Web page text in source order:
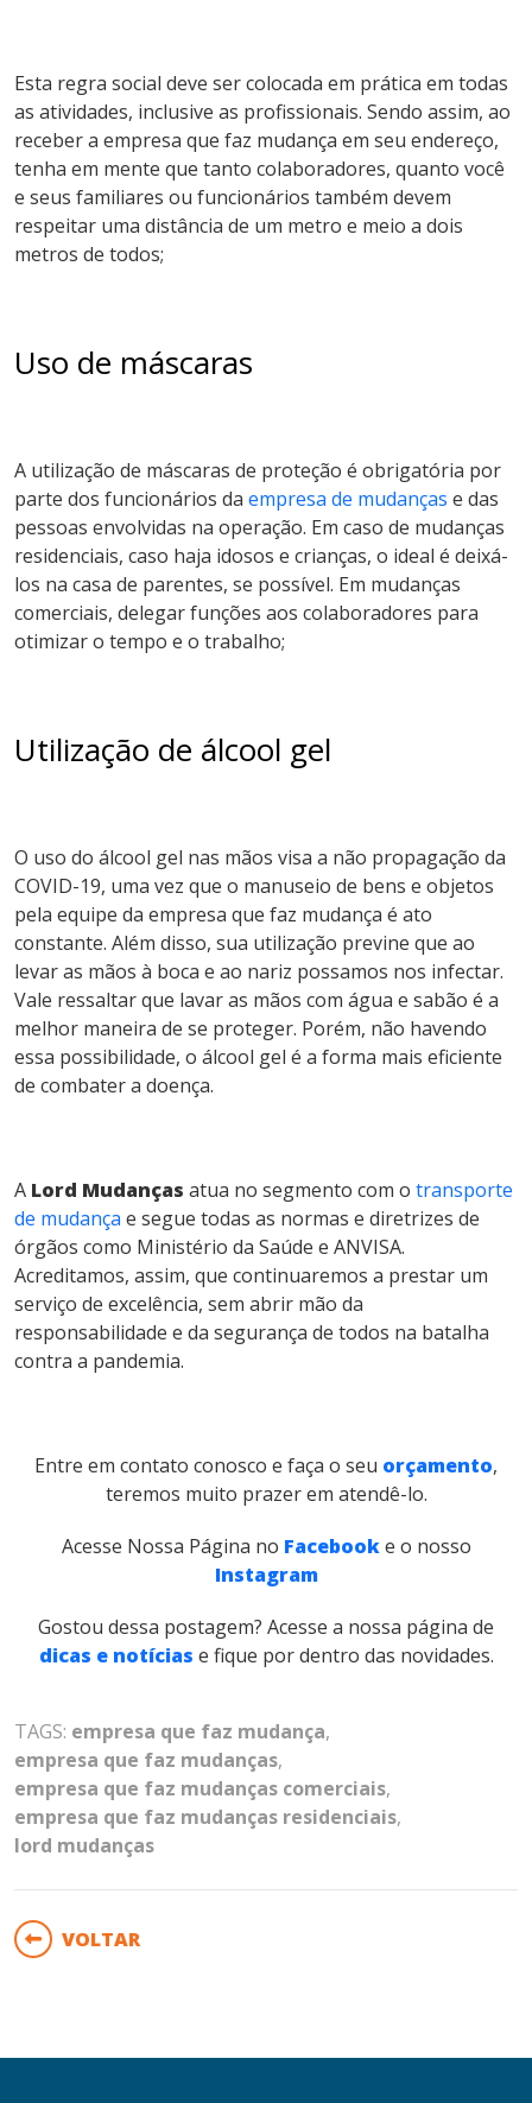
Esta regra social deve ser colocada em prática em todas
as atividades, inclusive as profissionais. Sendo assim, ao
receber a empresa que faz mudança em seu endereço,
tenha em mente que tanto colaboradores, quanto você
e seus familiares ou funcionários também devem
respeitar uma distância de um metro e meio a dois
metros de todos;
Uso de máscaras
A utilização de máscaras de proteção é obrigatória por
parte dos funcionários da empresa de mudanças e das
pessoas envolvidas na operação. Em caso de mudanças
residenciais, caso haja idosos e crianças, o ideal é deixá-
los na casa de parentes, se possível. Em mudanças
comerciais, delegar funções aos colaboradores para
otimizar o tempo e o trabalho;
Utilização de álcool gel
O uso do álcool gel nas mãos visa a não propagação da
COVID-19, uma vez que o manuseio de bens e objetos
pela equipe da empresa que faz mudança é ato
constante. Além disso, sua utilização previne que ao
levar as mãos à boca e ao nariz possamos nos infectar.
Vale ressaltar que lavar as mãos com água e sabão é a
melhor maneira de se proteger. Porém, não havendo
essa possibilidade, o álcool gel é a forma mais eficiente
de combater a doença.
A Lord Mudanças atua no segmento com o transporte
de mudança e segue todas as normas e diretrizes de
órgãos como Ministério da Saúde e ANVISA.
Acreditamos, assim, que continuaremos a prestar um
serviço de excelência, sem abrir mão da
responsabilidade e da segurança de todos na batalha
contra a pandemia.
Entre em contato conosco e faça o seu orçamento,
teremos muito prazer em atendê-lo.
Acesse Nossa Página no Facebook e o nosso
Instagram
Gostou dessa postagem? Acesse a nossa página de
dicas e notícias e fique por dentro das novidades.
TAGS: empresa que faz mudança,
empresa que faz mudanças,
empresa que faz mudanças comerciais,
empresa que faz mudanças residenciais,
lord mudanças
VOLTAR